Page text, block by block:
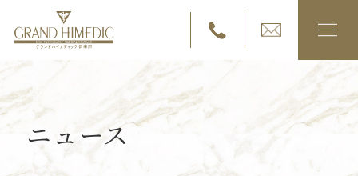
グランドハイメディック倶楽部について
ニュース